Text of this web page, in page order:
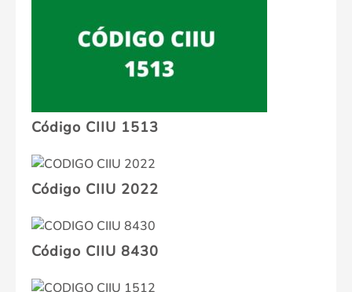
Código CIIU 1513
Código CIIU 2022
Código CIIU 8430